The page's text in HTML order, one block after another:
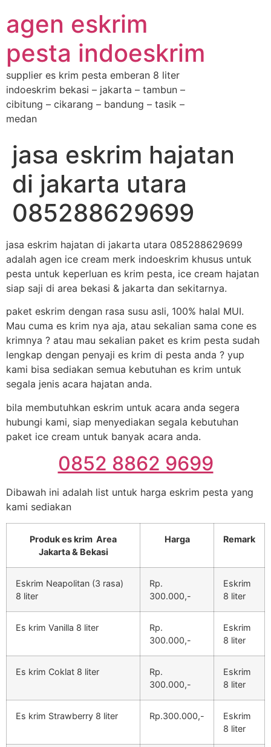
agen eskrim
pesta indoeskrim
supplier es krim pesta emberan 8 liter
indoeskrim bekasi – jakarta – tambun –
cibitung – cikarang – bandung – tasik –
medan
jasa eskrim hajatan
di jakarta utara
085288629699
jasa eskrim hajatan di jakarta utara 085288629699
adalah agen ice cream merk indoeskrim khusus untuk
pesta untuk keperluan es krim pesta, ice cream hajatan
siap saji di area bekasi & jakarta dan sekitarnya.
paket eskrim dengan rasa susu asli, 100% halal MUI.
Mau cuma es krim nya aja, atau sekalian sama cone es
krimnya ? atau mau sekalian paket es krim pesta sudah
lengkap dengan penyaji es krim di pesta anda ? yup
kami bisa sediakan semua kebutuhan es krim untuk
segala jenis acara hajatan anda.
bila membutuhkan eskrim untuk acara anda segera
hubungi kami, siap menyediakan segala kebutuhan
paket ice cream untuk banyak acara anda.
0852 8862 9699
Dibawah ini adalah list untuk harga eskrim pesta yang
kami sediakan
Produk es krim Area
Jakarta & Bekasi
Harga Remark
Eskrim Neapolitan (3 rasa)
8 liter
Rp.
300.000,-
Eskrim
8 liter
Es krim Vanilla 8 liter
Rp.
300.000,-
Eskrim
8 liter
Es krim Coklat 8 liter
Rp.
300.000,-
Eskrim
8 liter
Es krim Strawberry 8 liter Rp.300.000,-
Eskrim
8 liter